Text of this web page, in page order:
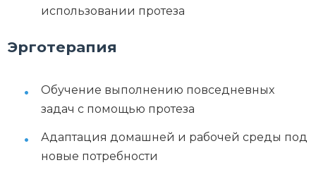
использовании протеза
Эрготерапия
Обучение выполнению повседневных
задач с помощью протеза
Адаптация домашней и рабочей среды под
новые потребности